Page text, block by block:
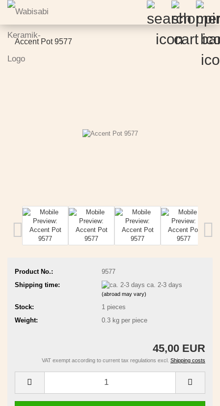
Accent Pot 9577
Product No.:
9577
Shipping time:
ca. 2-3 days
(abroad may vary)
Stock: 1 pieces
Weight:
0.3kg per piece
45,00 EUR
VAT exempt according to current tax regulations excl. Shipping costs